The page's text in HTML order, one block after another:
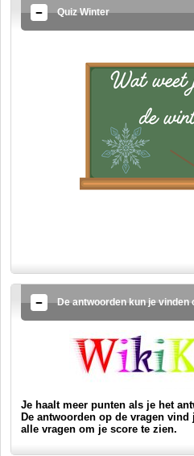
Quiz Winter
De antwoorden kun je vinden
Je haalt meer punten als je het
De antwoorden op de vragen vind
alle vragen om je score te zien.